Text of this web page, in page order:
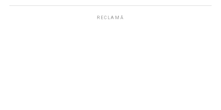
RECLAMĂ